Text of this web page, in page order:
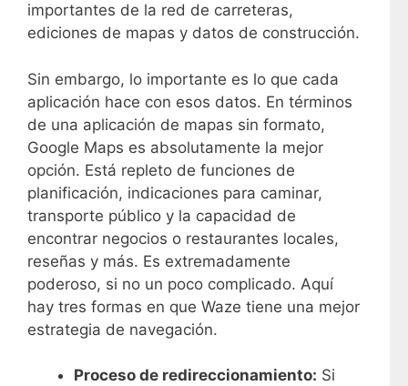
importantes de la red de carreteras,
ediciones de mapas y datos de construcción.
Sin embargo, lo importante es lo que cada
aplicación hace con esos datos. En términos
de una aplicación de mapas sin formato,
Google Maps es absolutamente la mejor
opción. Está repleto de funciones de
planificación, indicaciones para caminar,
transporte público y la capacidad de
encontrar negocios o restaurantes locales,
reseñas y más. Es extremadamente
poderoso, si no un poco complicado. Aquí
hay tres formas en que Waze tiene una mejor
estrategia de navegación.
Proceso de redireccionamiento: Si